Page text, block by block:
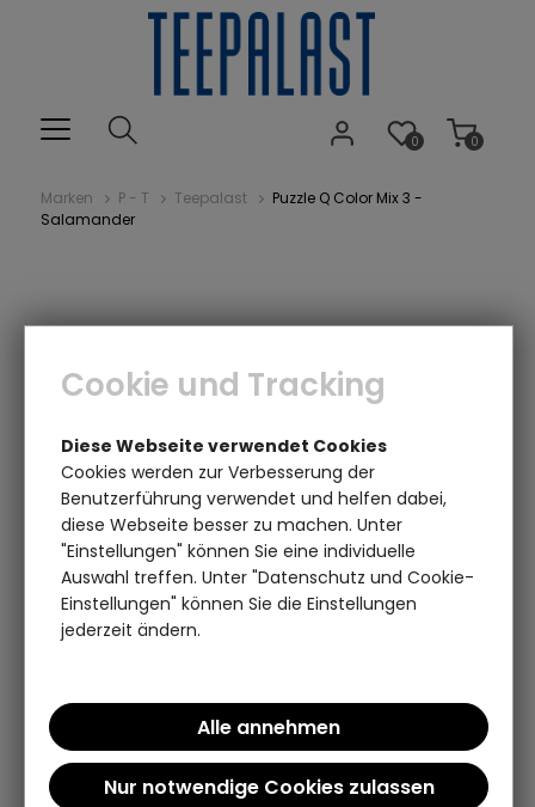
0
0
Marken P - T Teepalast
Puzzle Q Color Mix 3 -
Salamander
Cookie und Tracking
Diese Webseite verwendet Cookies
Cookies werden zur Verbesserung der
Benutzerführung verwendet und helfen dabei,
diese Webseite besser zu machen. Unter
"Einstellungen" können Sie eine individuelle
Auswahl treffen. Unter "Datenschutz und Cookie-
Einstellungen" können Sie die Einstellungen
jederzeit ändern.